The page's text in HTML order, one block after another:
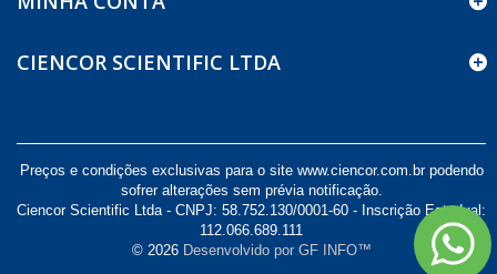
Preços e condições exclusivas para o site www.ciencor.com.br podendo
sofrer alterações sem prévia notificação.
Ciencor Scientific Ltda - CNPJ: 58.752.130/0001-60 - Inscrição Estadual:
112.066.689.111
© 2026 Desenvolvido por GF INFO™
CIENCOR SCIENTIFIC LTDA